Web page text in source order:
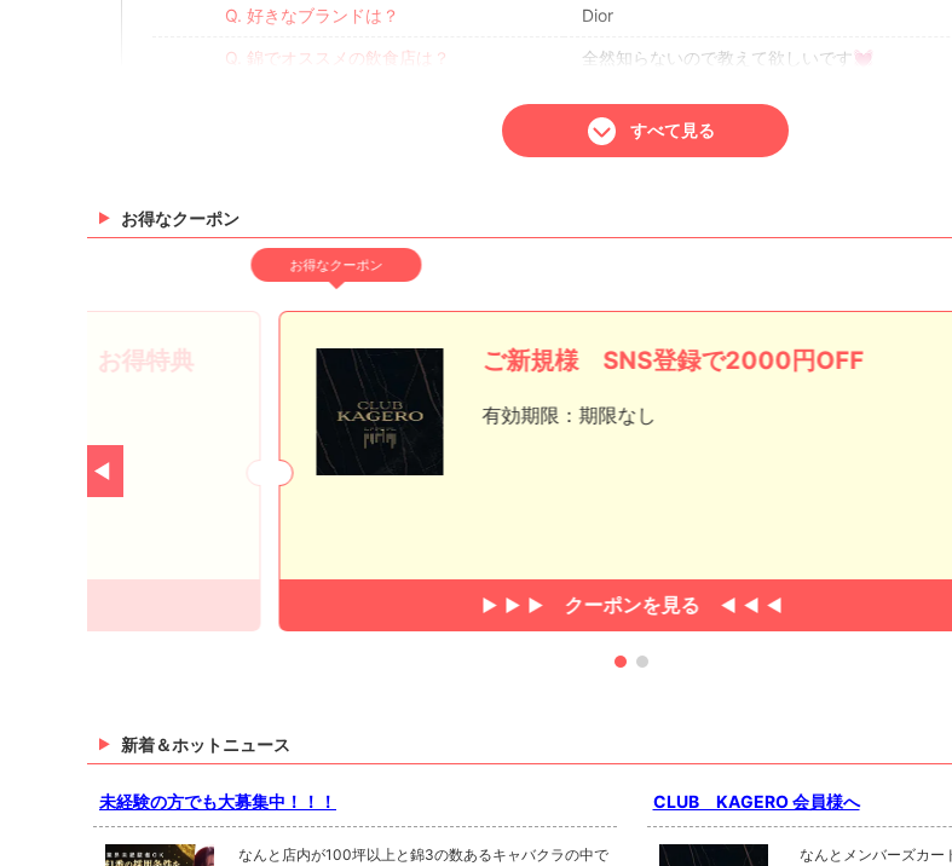
Q. 好きなブランドは？ Dior
Q. 錦でオススメの飲食店は？ 全然知らないので教えて欲しいです💓
グルメ・地酒が美味しい所🍣🍶
シュワシュワ🍾
すべて見る
お得なクーポン
お得なクーポン
録で、お得特典 ご新規様 SNS登録で2000円OFF
有効期限：期限なし
クーポンを見る
新着＆ホットニュース
未経験の方でも大募集中！！！
なんと店内が100坪以上と錦3の数あるキャバクラの中で
CLUB KAGERO 会員様へ